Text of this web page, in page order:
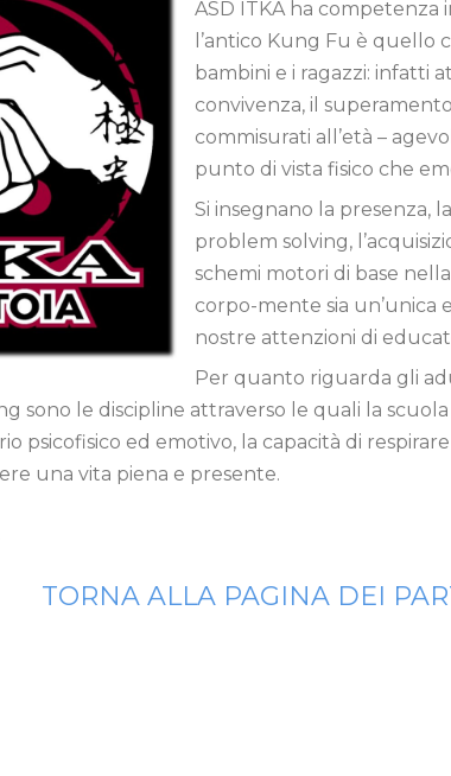
ASD ITKA ha competenza
l’antico Kung Fu è quello
bambini e i ragazzi: infatti
convivenza, il
commisurati all’età –
punto di vista fisico che
Si insegnano la presenza,
problem solving,
schemi motori di base
corpo-mente sia
nostre attenzioni di
Per quanto riguarda gli
sono le discipline attraverso le quali la
psicofisico ed emotivo, la capacità di
una vita piena e presente.
TORNA ALLA PAGINA DEI